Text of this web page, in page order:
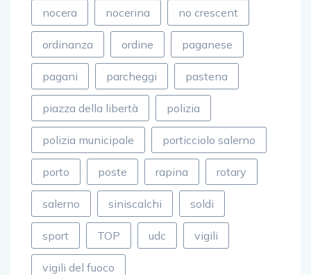
nocera nocerina no crescent
ordinanza ordine paganese
pagani parcheggi pastena
piazza della libertà polizia
polizia municipale porticciolo salerno
porto poste rapina rotary
salerno siniscalchi soldi
sport TOP udc vigili
vigili del fuoco